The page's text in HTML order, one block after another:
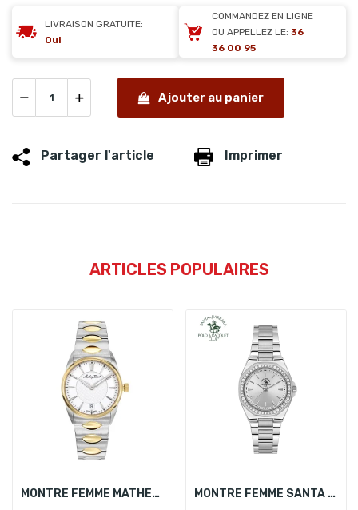
LIVRAISON GRATUITE:
Oui
COMMANDEZ EN LIGNE
OU APPELLEZ LE: 36
36 00 95
Ajouter au panier
Partager l'article Imprimer
ARTICLES POPULAIRES
MONTRE FEMME MATHEY-TISSOT D791BI
MONTRE FEMME SANTA BARBARA POLO SB.1.10647-1